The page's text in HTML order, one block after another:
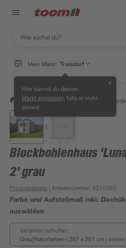
Mein Markt: Troisdorf
Hier kannst du deinen
Markt anpassen , falls er nicht
stimmt.
✕
/ Garten & Freizeit / Garten- &
Blockbohlenhaus
2' grau
Produktdetails | Artikelnummer:4310080
Farbe und Aufstellmaß inkl.
auswählen
Varianten aufrufen:
Grau|Naturfarben | 267 x 261 cm | online